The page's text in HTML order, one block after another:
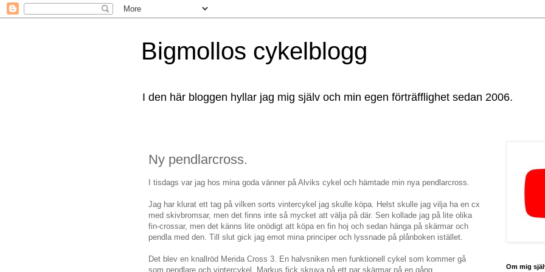
Bigmollos cykelblogg
I den här bloggen hyllar jag mig själv och min egen förträfflighet sedan 2006.
Ny pendlarcross.
I tisdags var jag hos mina goda vänner på Alviks cykel och hämtade min nya pendlarcross.
Jag har klurat ett tag på vilken sorts vintercykel jag skulle köpa. Helst skulle jag vilja ha en cx
med skivbromsar, men det finns inte så mycket att välja på där. Sen kollade jag på lite olika
fin-crossar, men det känns lite onödigt att köpa en fin hoj och sedan hänga på skärmar och
pendla med den. Till slut gick jag emot mina principer och lyssnade på plånboken istället.
Det blev en knallröd Merida Cross 3. En halvsniken men funktionell cykel som kommer gå
som pendlare och vintercykel. Markus fick skruva på ett par skärmar på en gång.
Om mig